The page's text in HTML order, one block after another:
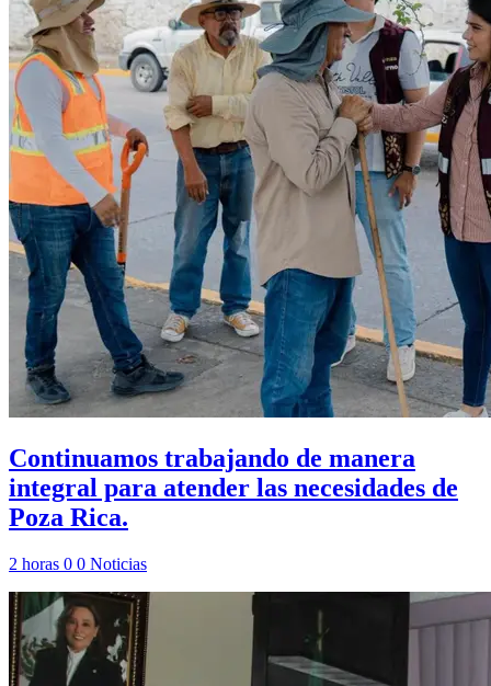
Continuamos trabajando de manera
integral para atender las necesidades de
Poza Rica.
2 horas 0 0 Noticias